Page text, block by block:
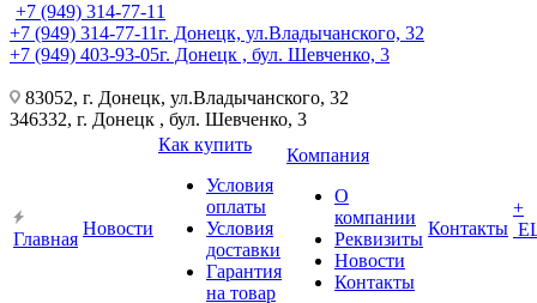
+7 (949) 314-77-11
+7 (949) 314-77-11г. Донецк, ул.Владычанского, 32
+7 (949) 403-93-05г. Донецк , бул. Шевченко, 3
83052, г. Донецк, ул.Владычанского, 32
346332, г. Донецк , бул. Шевченко, 3
Главная
Новости
Как купить
Условия
оплаты
Условия
доставки
Гарантия
на товар
Компания
О
компании
Реквизиты
Новости
Контакты
Контакты
+